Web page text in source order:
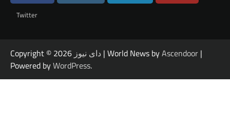
Twitter
Copyright © 2026 دای نیوز | World News byAscendoor |
Powered byWordPress.